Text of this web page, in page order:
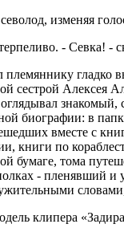
изменяя
- Севка! -
сестрой
биографии: в
вместе с
книги по
бумаге, тома
- пленявший и
клипера